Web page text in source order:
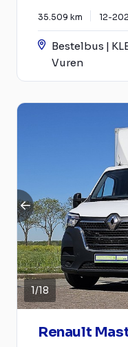
35.509 km 12-
Bestelbus |
Vuren
1/18
Renault